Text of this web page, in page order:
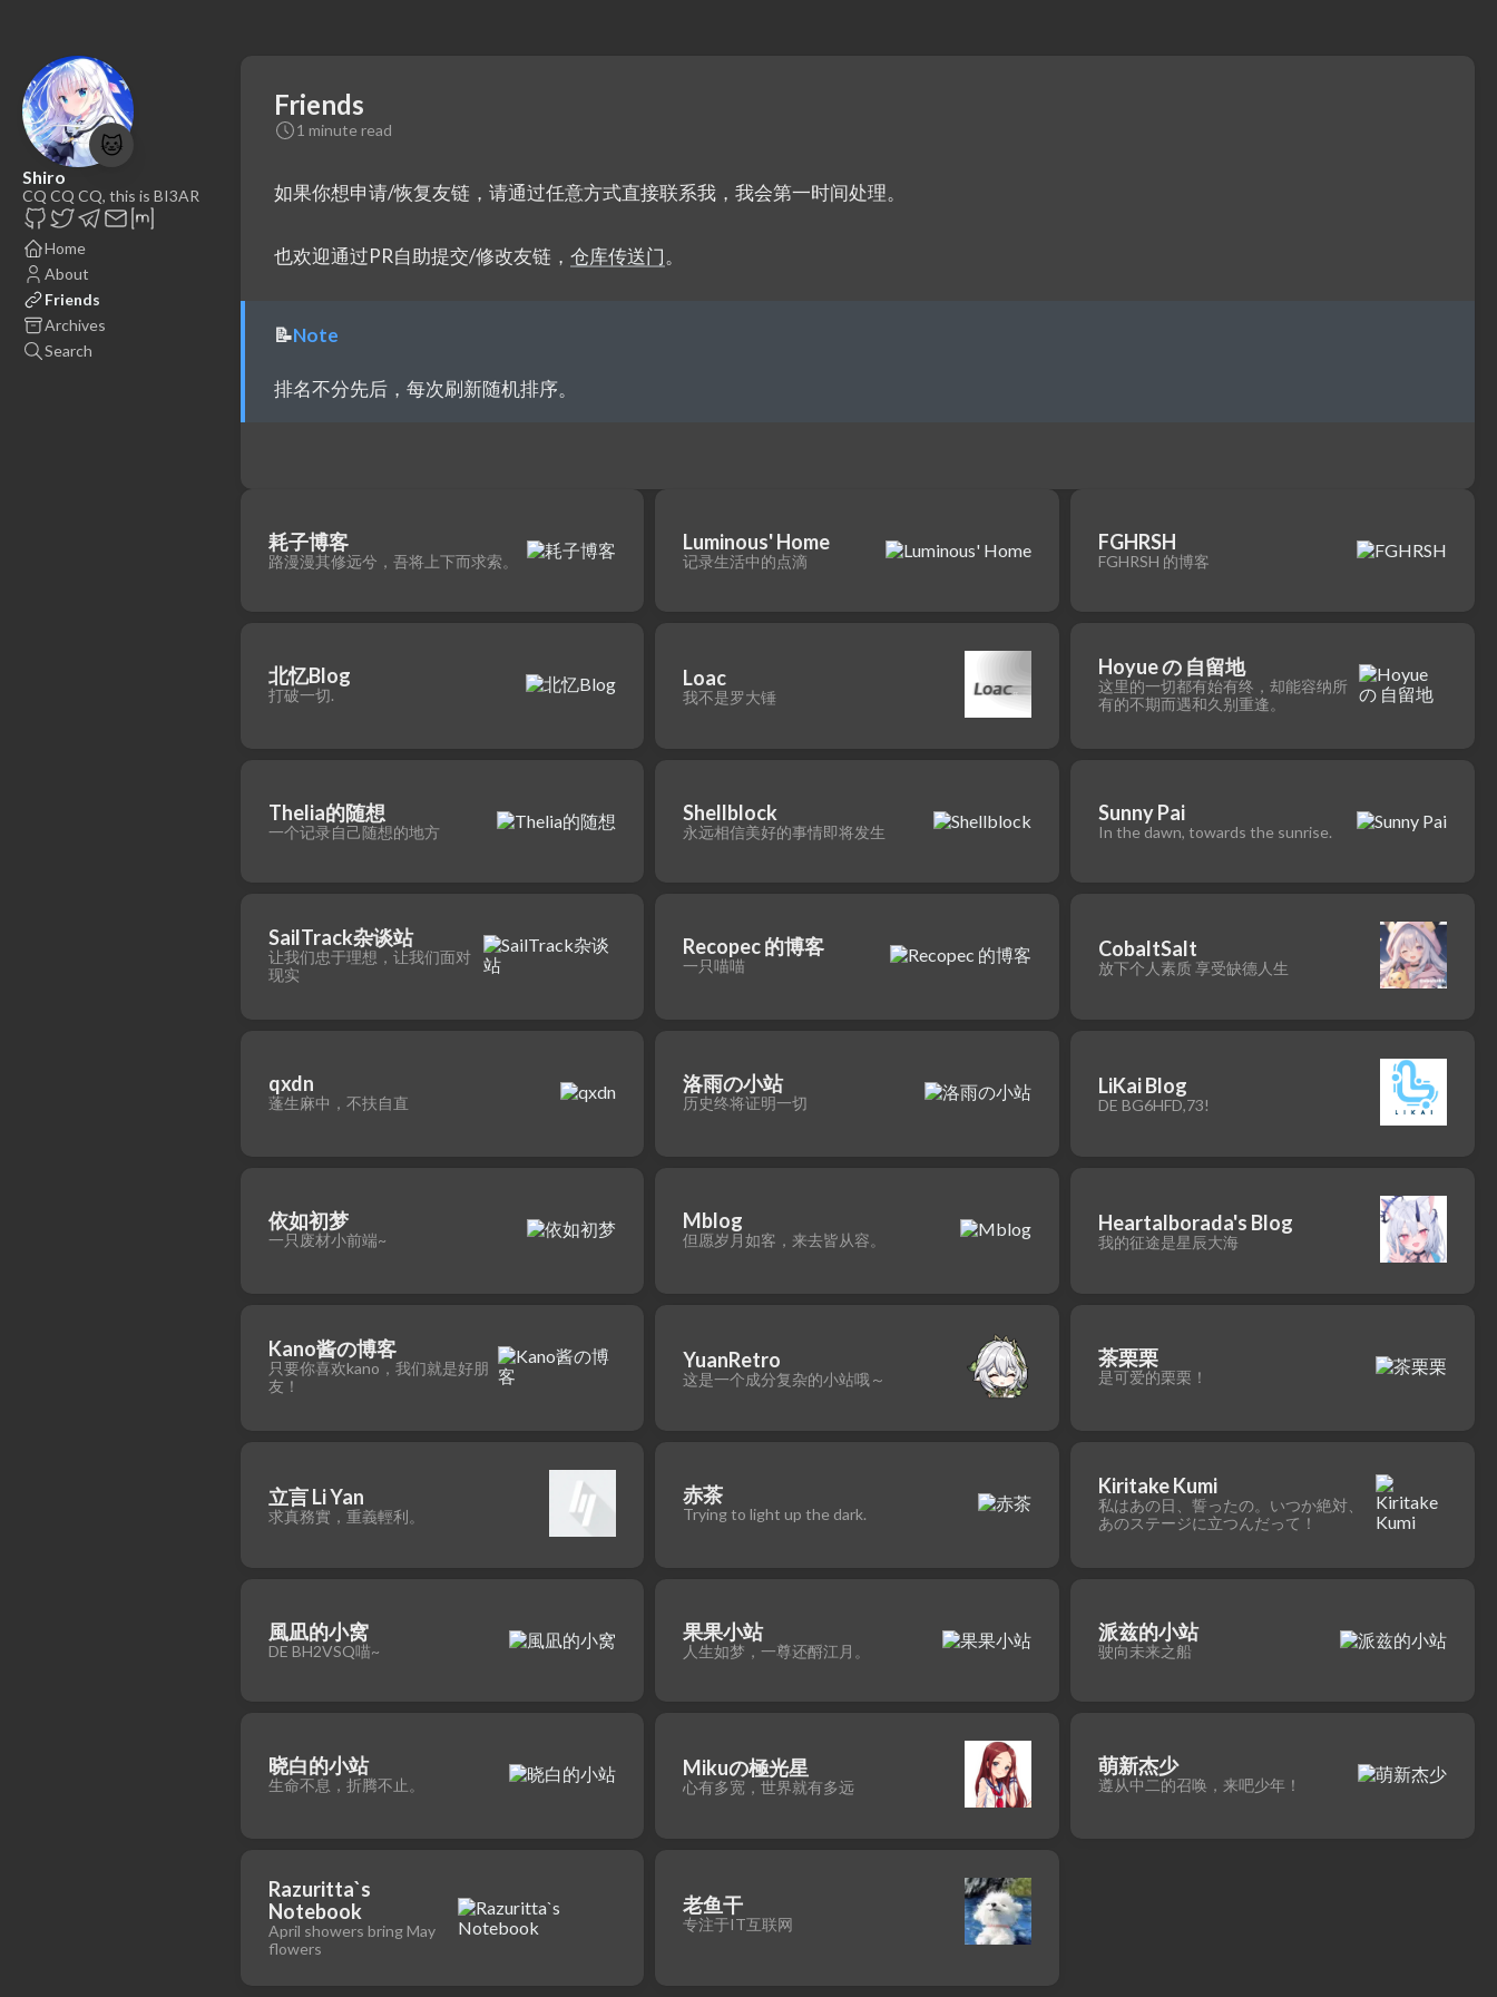
🐱
Shiro
CQ CQ CQ, this is BI3AR
Home
About
Friends
Archives
Search
Friends
1 minute read
如果你想申请/恢复友链，请通过任意方式直接联系我，我会第一时间处理。
也欢迎通过PR自助提交/修改友链， 仓库传送门。
📝Note
排名不分先后，每次刷新随机排序。
耗子博客
路漫漫其修远兮，吾将上下而求索。
Luminous' Home
记录生活中的点滴
FGHRSH
FGHRSH 的博客
北忆Blog
打破一切.
Loac
我不是罗大锤
Hoyue の 自留地
这里的一切都有始有终，却能容纳所
有的不期而遇和久别重逢。
Thelia的随想
一个记录自己随想的地方
Shellblock
永远相信美好的事情即将发生
Sunny Pai
In the dawn, towards the sunrise.
SailTrack杂谈站
让我们忠于理想，让我们面对
现实
Recopec 的博客
一只喵喵
CobaltSalt
放下个人素质 享受缺德人生
qxdn
蓬生麻中，不扶自直
洛雨の小站
历史终将证明一切
LiKai Blog
DE BG6HFD,73!
依如初梦
一只废材小前端~
Mblog
但愿岁月如客，来去皆从容。
Heartalborada's Blog
我的征途是星辰大海
Kano酱の博客
只要你喜欢kano，我们就是好朋
友！
YuanRetro
这是一个成分复杂的小站哦～
茶栗栗
是可爱的栗栗！
立言 Li Yan
求真務實，重義輕利。
赤茶
Trying to light up the dark.
Kiritake Kumi
私はあの日、誓ったの。いつか絶対、
あのステージに立つんだって！
風凪的小窝
DE BH2VSQ喵~
果果小站
人生如梦，一尊还酹江月。
派兹的小站
驶向未来之船
晓白的小站
生命不息，折腾不止。
Mikuの極光星
心有多宽，世界就有多远
萌新杰少
遵从中二的召唤，来吧少年！
Razuritta`s
Notebook
April showers bring May
flowers
老鱼干
专注于IT互联网